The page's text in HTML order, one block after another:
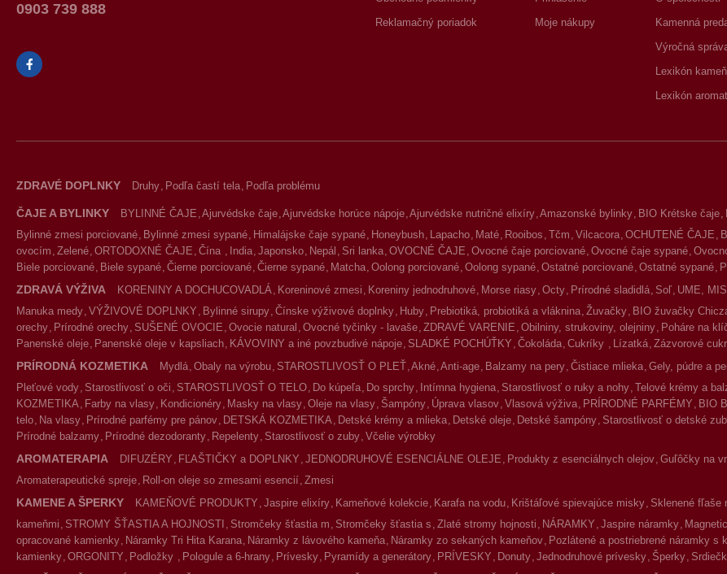
0903 739 888
Reklamačný poriadok
Moje nákupy
Kamenná
Výročná
Lexikón
Lexikón
ZDRAVÉ DOPLNKY Druhy Podľa častí tela Podľa problému
ČAJE A BYLINKY BYLINNÉ ČAJE Ajurvédske čaje Ajurvédske horúce nápoje Ajurvédske nutričné elixíry Amazonské bylinky BIO Krétske čaje
Bylinné zmesi porciované Bylinné zmesi sypané Himalájske čaje sypané Honeybush Lapacho Maté Rooibos Tčm Vilcacora OCHUTENÉ ČAJE
ovocím Zelené ORTODOXNÉ ČAJE Čína India Japonsko Nepál Sri lanka OVOCNÉ ČAJE Ovocné čaje porciované Ovocné čaje sypané
Biele porciované Biele sypané Čierne porciované Čierne sypané Matcha Oolong porciované Oolong sypané Ostatné porciované Ostatné sypané
ZDRAVÁ VÝŽIVA KORENINY A DOCHUCOVADLÁ Koreninové zmesi Koreniny jednodruhové Morse riasy Octy Prírodné sladidlá Soľ UME,
Manuka medy VÝŽIVOVÉ DOPLNKY Bylinné sirupy Čínske výživové doplnky Huby Prebiotiká, probiotiká a vláknina Žuvačky BIO žuvačky
orechy Prírodné orechy SUŠENÉ OVOCIE Ovocie natural Ovocné tyčinky - lavaše ZDRAVÉ VARENIE Obilniny, strukoviny, olejniny Poháre na
Panenské oleje Panenské oleje v kapsliach KÁVOVINY a iné povzbudivé nápoje SLADKÉ POCHÚŤKY Čokoláda Cukríky Lízatká Zázvorové
PRÍRODNÁ KOZMETIKA Mydlá Obaly na výrobu STAROSTLIVOSŤ O PLEŤ Akné Anti-age Balzamy na pery Čistiace mlieka Gely, púdre a
Pleťové vody Starostlivosť o oči STAROSTLIVOSŤ O TELO Do kúpeľa Do sprchy Intímna hygiena Starostlivosť o ruky a nohy Telové krémy a
KOZMETIKA Farby na vlasy Kondicionéry Masky na vlasy Oleje na vlasy Šampóny Úprava vlasov Vlasová výživa PRÍRODNÉ PARFÉMY BIO
telo Na vlasy Prírodné parfémy pre pánov DETSKÁ KOZMETIKA Detské krémy a mlieka Detské oleje Detské šampóny Starostlivosť o detské
Prírodné balzamy Prírodné dezodoranty Repelenty Starostlivosť o zuby Včelie výrobky
AROMATERAPIA DIFUZÉRY FĽAŠTIČKY a DOPLNKY JEDNODRUHOVÉ ESENCIÁLNE OLEJE Produkty z esenciálnych olejov Guľôčky na
Aromaterapeutické spreje Roll-on oleje so zmesami esencií Zmesi
KAMENE A ŠPERKY KAMEŇOVÉ PRODUKTY Jaspire elixíry Kameňové kolekcie Karafa na vodu Krištáľové spievajúce misky Sklenené fľaše
kameňmi STROMY ŠŤASTIA A HOJNOSTI Stromčeky šťastia m Stromčeky šťastia s Zlaté stromy hojnosti NÁRAMKY Jaspire náramky
opracované kamienky Náramky Tri Hita Karana Náramky z lávového kameňa Náramky zo sekaných kameňov Pozlátené a postriebrené náramky s
kamienky ORGONITY Podložky Pologule a 6-hrany Prívesky Pyramídy a generátory PRÍVESKY Donuty Jednodruhové prívesky Šperky